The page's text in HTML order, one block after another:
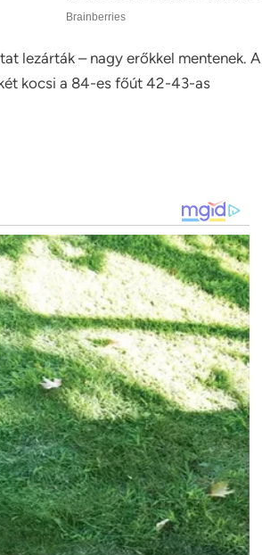
lezárták – nagy erőkkel mentenek. A
kocsi a 84-es főút 42-43-as